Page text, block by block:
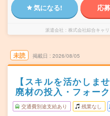
気になる! 応
派遣会社 株式会社綜合キャ
未読 掲載日 2026/08/05
【スキルを活かしま
廃材の投入・フォー
交通費別途支給あり 残業なし